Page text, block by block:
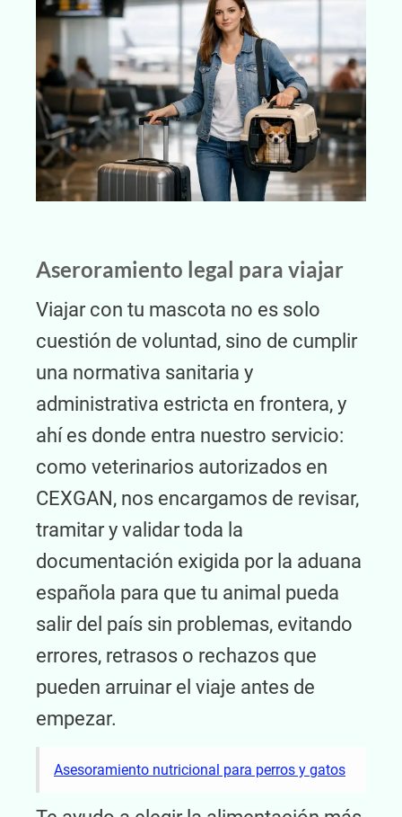
Aseroramiento legal para viajar
Viajar con tu mascota no es solo
cuestión de voluntad, sino de cumplir
una normativa sanitaria y
administrativa estricta en frontera, y
ahí es donde entra nuestro servicio:
como veterinarios autorizados en
CEXGAN, nos encargamos de revisar,
tramitar y validar toda la
documentación exigida por la aduana
española para que tu animal pueda
salir del país sin problemas, evitando
errores, retrasos o rechazos que
pueden arruinar el viaje antes de
empezar.
Asesoramiento nutricional para perros y gatos